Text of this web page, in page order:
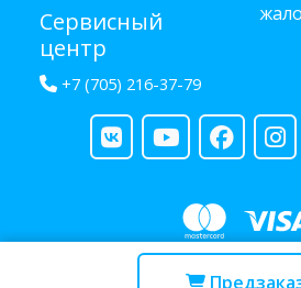
Сервисный
центр
+7 (705) 216-37-79
Copyright © 2013 - 2026 RUBA -